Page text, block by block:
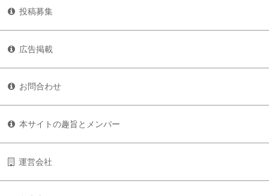
投稿募集
広告掲載
お問合わせ
本サイトの趣旨とメンバー
運営会社